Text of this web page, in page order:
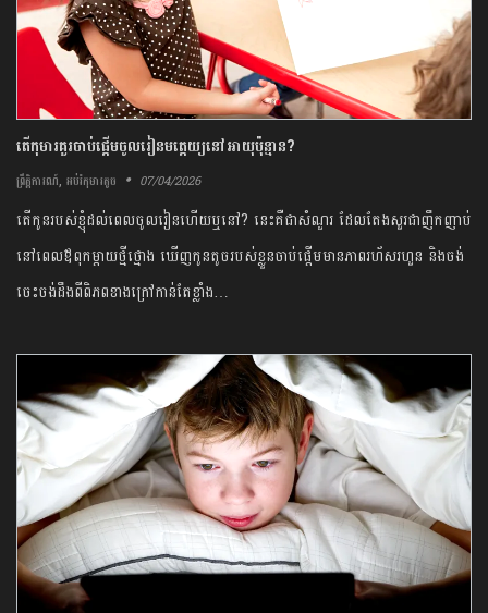
តើកុមារគួរចាប់ផ្តើមចូលរៀនមត្តេយ្យនៅអាយុប៉ុន្មាន?
ព្រឹត្តិការណ៍, អប់រំកុមារតូច 07/04/2026
តើកូនរបស់ខ្ញុំដល់ពេលចូលរៀនហើយឬនៅ? នេះគឺជាសំណួរ ដែលតែងសួរជាញឹកញាប់
នៅពេល​ឪពុកម្តាយថ្មីថ្មោង ឃើញកូនតូចរបស់ខ្លួនចាប់ផ្តើមមានភាពរហ័សរហួន និងចង់
ចេះចង់ដឹងពីពិភពខាងក្រៅកាន់តែខ្លាំង…